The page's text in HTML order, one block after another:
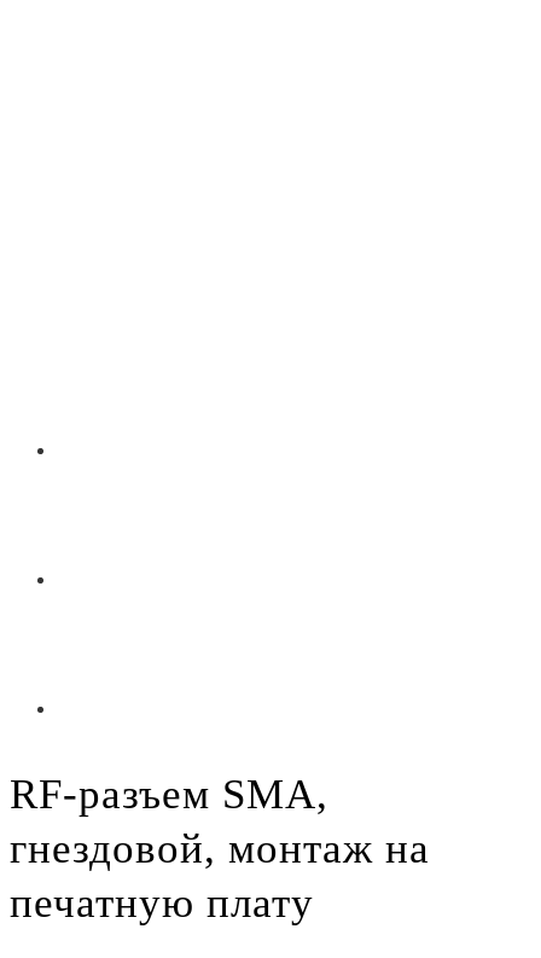
RF-разъем SMA,
гнездовой, монтаж на
печатную плату